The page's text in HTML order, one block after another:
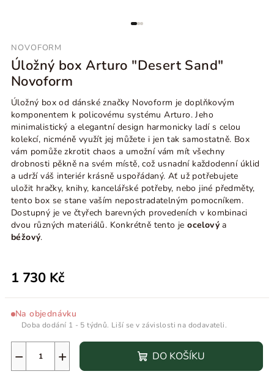
NOVOFORM
Úložný box Arturo "Desert Sand"
Novoform
Úložný box od dánské značky Novoform je doplňkovým
komponentem k policovému systému Arturo. Jeho
minimalistický a elegantní design harmonicky ladí s celou
kolekcí, nicméně využít jej můžete i jen tak samostatně. Box
vám pomůže zkrotit chaos a umožní vám mít všechny
drobnosti pěkně na svém místě, což usnadní každodenní úklid
a udrží váš interiér krásně uspořádaný. Ať už potřebujete
uložit hračky, knihy, kancelářské potřeby, nebo jiné předměty,
tento box se stane vaším nepostradatelným pomocníkem.
Dostupný je ve čtyřech barevných provedeních v kombinaci
dvou různých materiálů. Konkrétně tento jeocelový a
béžový.
1 730 Kč
Na objednávku
Doba dodání 1 - 5 týdnů. Liší se v závislosti na dodavateli.
+
− DO KOŠÍKU